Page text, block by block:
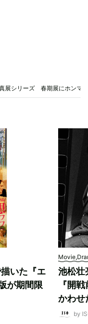
真展シリーズ 春期展にホンマ
いた『エ
が期間限
池松壮
『開
かわせ
by